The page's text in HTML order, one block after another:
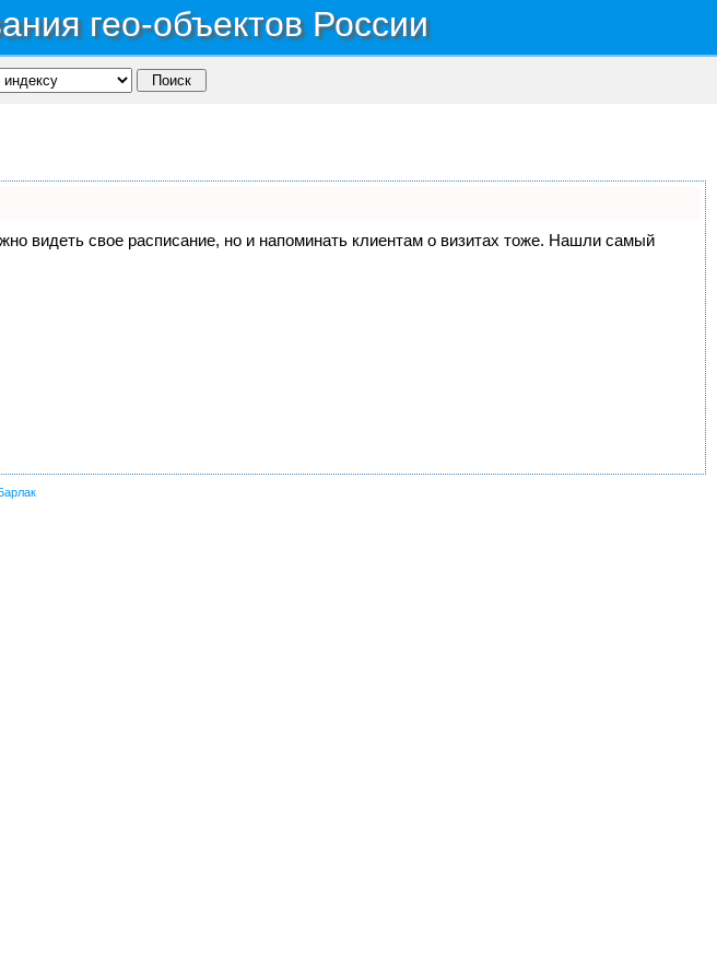
гео-объектов России
видеть свое расписание, но и напоминать клиентам о визитах тоже. Нашли самый